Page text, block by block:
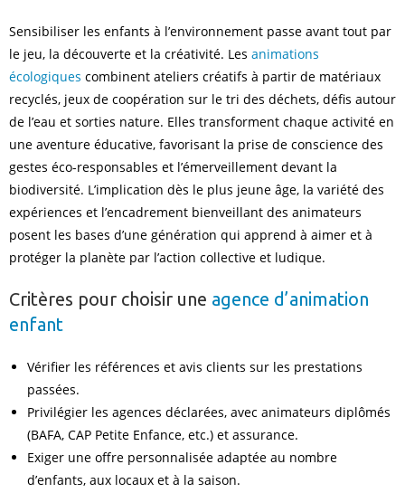
Sensibiliser les enfants à l’environnement passe avant tout par
le jeu, la découverte et la créativité. Les animations
écologiques combinent ateliers créatifs à partir de matériaux
recyclés, jeux de coopération sur le tri des déchets, défis autour
de l’eau et sorties nature. Elles transforment chaque activité en
une aventure éducative, favorisant la prise de conscience des
gestes éco-responsables et l’émerveillement devant la
biodiversité. L’implication dès le plus jeune âge, la variété des
expériences et l’encadrement bienveillant des animateurs
posent les bases d’une génération qui apprend à aimer et à
protéger la planète par l’action collective et ludique.
Critères pour choisir une agence d’animation
enfant
Vérifier les références et avis clients sur les prestations
passées.
Privilégier les agences déclarées, avec animateurs diplômés
(BAFA, CAP Petite Enfance, etc.) et assurance.
Exiger une offre personnalisée adaptée au nombre
d’enfants, aux locaux et à la saison.